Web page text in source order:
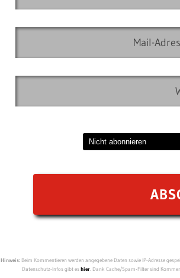
Hinweis:Beim Kommentieren werden angegebene Daten sowie IP-Adresse
Datenschutz-Infos gibt eshier. Dank Cache/Spam-Filter sind